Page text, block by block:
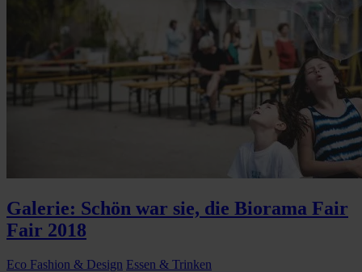
Galerie: Schön war sie, die Biorama Fair
Fair 2018
Eco Fashion & Design Essen & Trinken